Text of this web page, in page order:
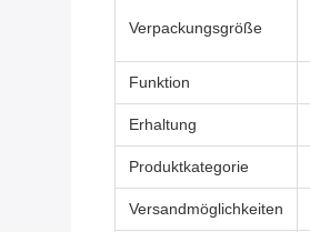
Verpackungsgröße
Funktion
Erhaltung
Produktkategorie
Versandmöglichkeiten